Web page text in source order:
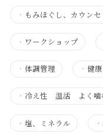
・ もみほぐし、カウン
・ ワークショップ
・ 体調管理 ・健康
・ 冷え性 温活 よく噛
・ 塩、ミネラル ・